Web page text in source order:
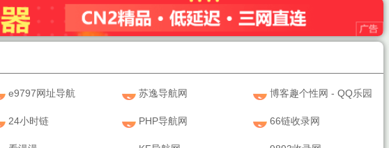
e9797网址导航 苏逸导航网 博客趣个性网 - QQ乐园
24小时链 PHP导航网 66链收录网